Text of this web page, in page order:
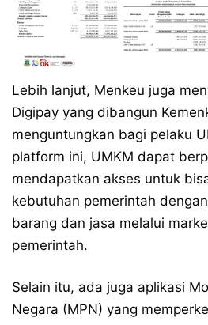
Lebih lanjut, Menkeu juga
Digipay yang dibangun
menguntungkan bagi pelaku
platform ini, UMKM dapat
mendapatkan akses untuk
kebutuhan pemerintah
barang dan jasa melalui
pemerintah.
Selain itu, ada juga aplikasi
Negara (MPN) yang